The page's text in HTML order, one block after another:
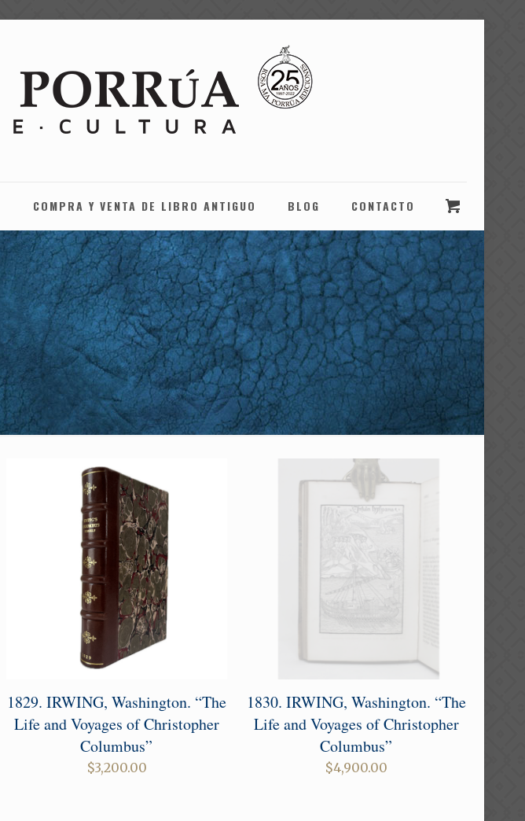
COMPRA Y VENTA DE LIBRO ANTIGUO BLOG CONTACTO
1829. IRWING, Washington. “The
Life and Voyages of Christopher
Columbus”
$3,200.00
1830. IRWING, Washington. “The
Life and Voyages of Christopher
Columbus”
$4,900.00